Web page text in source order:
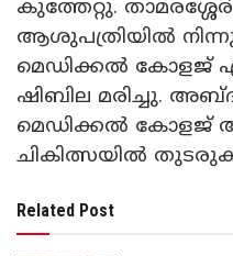
കുത്തേറ്റു.
ആശുപത്രിയില്‍
മെഡിക്കല്‍ കോളജ്
ഷിബില മരിച്ചു.
മെഡിക്കല്‍ കോളജ്
ചികിത്സയില്‍
Related Post